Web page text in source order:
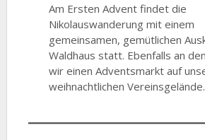
Am Ersten Advent findet die
Nikolauswanderung mit einem
gemeinsamen, gemütlichen
Waldhaus statt. Ebenfalls an
wir einen Adventsmarkt auf
weihnachtlichen Vereinsgelände.